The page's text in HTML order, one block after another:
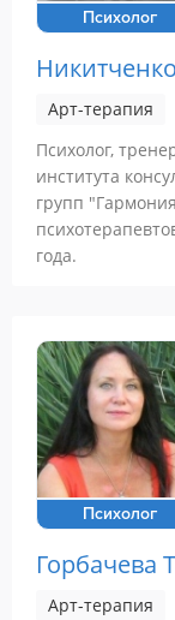
Психолог
Арт-терапия
Психолог,
института
групп
года.
Психолог
Горбачева
Арт-терапия